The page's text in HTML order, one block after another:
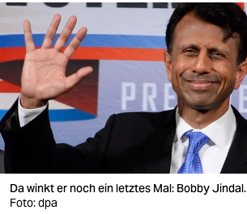
sport
berlin
nord
wahrheit
verlag
Da winkt er noch ein letztes Mal: Bobby Jindal.
Foto: dpa